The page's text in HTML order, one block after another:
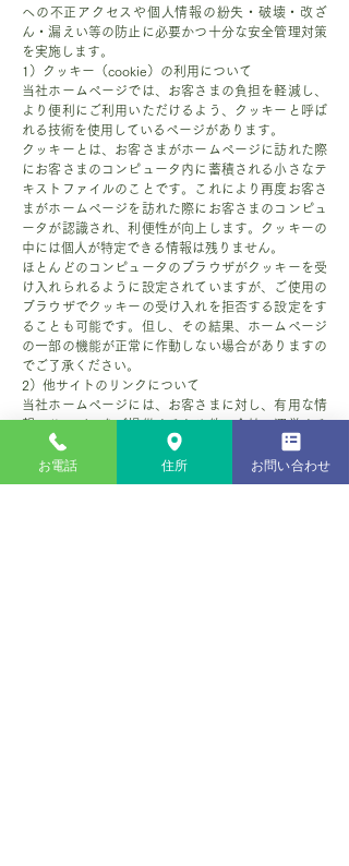
への不正アクセスや個人情報の紛失・破壊・改ざ
ん・漏えい等の防止に必要かつ十分な安全管理対策
を実施します。
1）クッキー（cookie）の利用について
当社ホームページでは、お客さまの負担を軽減し、
より便利にご利用いただけるよう、クッキーと呼ば
れる技術を使用しているページがあります。
クッキーとは、お客さまがホームページに訪れた際
にお客さまのコンピュータ内に蓄積される小さなテ
キストファイルのことです。これにより再度お客さ
まがホームページを訪れた際にお客さまのコンピュ
ータが認識され、利便性が向上します。クッキーの
中には個人が特定できる情報は残りません。
ほとんどのコンピュータのブラウザがクッキーを受
け入れられるように設定されていますが、ご使用の
ブラウザでクッキーの受け入れを拒否する設定をす
ることも可能です。但し、その結果、ホームページ
の一部の機能が正常に作動しない場合がありますの
でご了承ください。
2）他サイトのリンクについて
当社ホームページには、お客さまに対し、有用な情
報・サービスをご提供するため他の会社の運営する
ホームページへのリンクがあります。リンク先のホ
ームページにおける個人情報について、当社は一切
責任を負うことができませんので、あらかじめご了
お電話 住所 お問い合わせ